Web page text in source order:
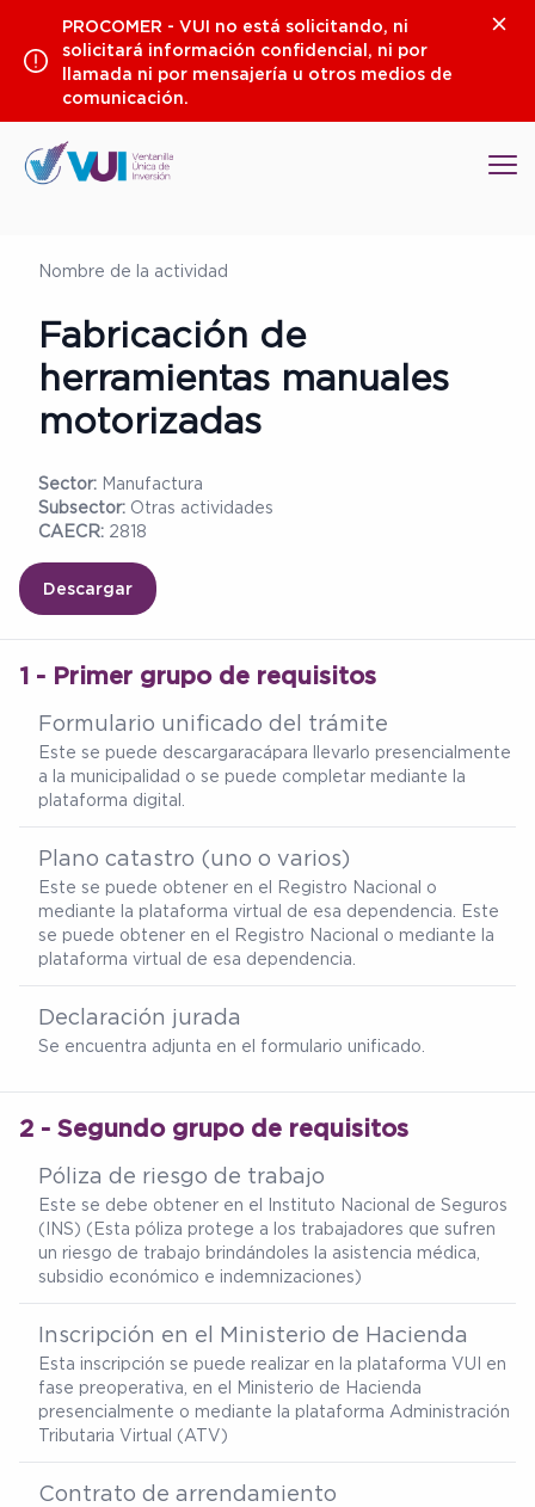
contenido
PROCOMER - VUI no está solicitando, ni
solicitará información confidencial, ni por
llamada ni por mensajería u otros medios de
comunicación.
Nombre de la actividad
Fabricación de
herramientas manuales
motorizadas
Sector: Manufactura
Subsector: Otras actividades
CAECR: 2818
Descargar
1 - Primer grupo de requisitos
Formulario unificado del trámite
Este se puede descargaracápara llevarlo presencialmente
a la municipalidad o se puede completar mediante la
plataforma digital.
Plano catastro (uno o varios)
Este se puede obtener en el Registro Nacional o
mediante la plataforma virtual de esa dependencia. Este
se puede obtener en el Registro Nacional o mediante la
plataforma virtual de esa dependencia.
Declaración jurada
Se encuentra adjunta en el formulario unificado.
2 - Segundo grupo de requisitos
Póliza de riesgo de trabajo
Este se debe obtener en el Instituto Nacional de Seguros
(INS) (Esta póliza protege a los trabajadores que sufren
un riesgo de trabajo brindándoles la asistencia médica,
subsidio económico e indemnizaciones)
Inscripción en el Ministerio de Hacienda
Esta inscripción se puede realizar en la plataforma VUI en
fase preoperativa, en el Ministerio de Hacienda
presencialmente o mediante la plataforma Administración
Tributaria Virtual (ATV)
Contrato de arrendamiento